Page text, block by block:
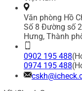
Văn phòng Hồ
Số 8 Đường số
Hưng, Thành
0902 195 488
0974 195 488